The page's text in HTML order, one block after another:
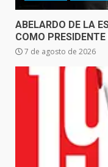
ABELARDO DE LA
COMO
7 de agosto de 2026